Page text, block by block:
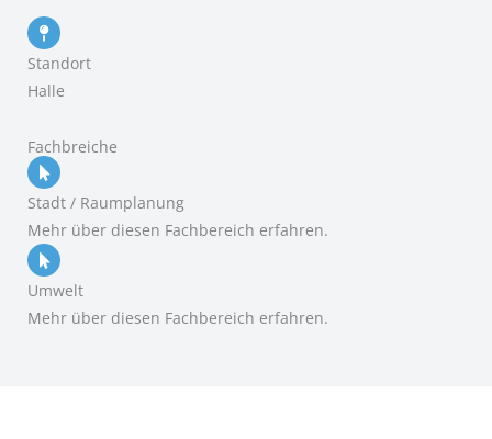
Standort
Halle
Fachbreiche
Stadt / Raumplanung
Mehr über diesen Fachbereich erfahren.
Umwelt
Mehr über diesen Fachbereich erfahren.